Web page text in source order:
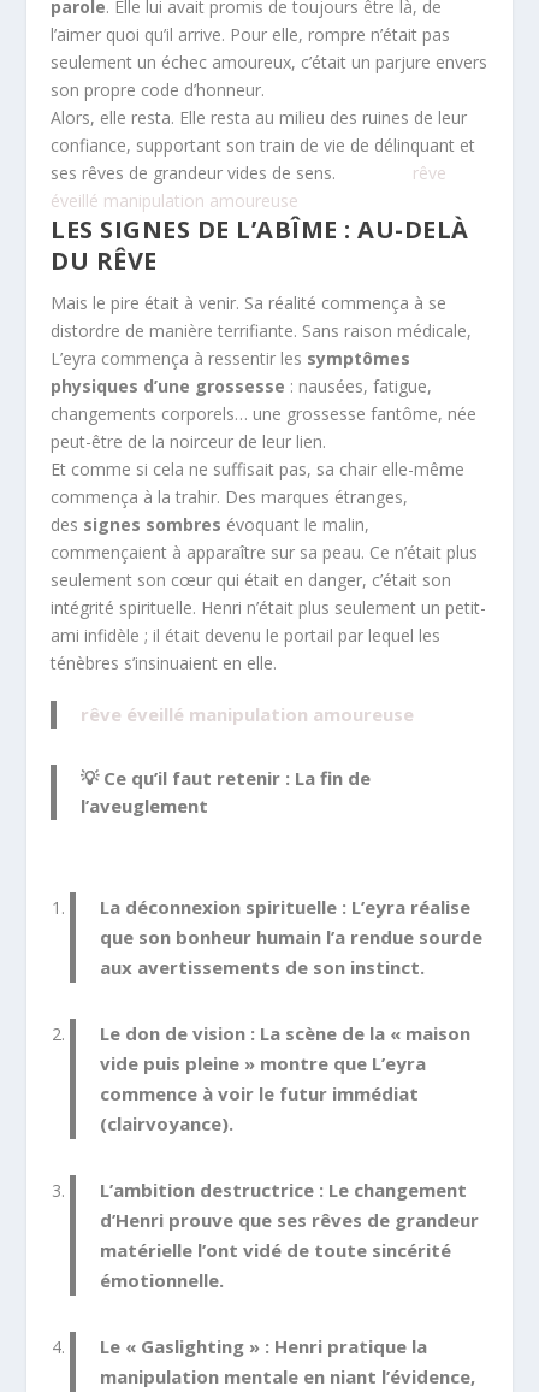
parole. Elle lui avait promis de toujours être là, de
l’aimer quoi qu’il arrive. Pour elle, rompre n’était pas
seulement un échec amoureux, c’était un parjure envers
son propre code d’honneur.
Alors, elle resta. Elle resta au milieu des ruines de leur
confiance, supportant son train de vie de délinquant et
ses rêves de grandeur vides de sens. rêve
éveillé manipulation amoureuse
LES SIGNES DE L’ABÎME : AU-DELÀ
DU RÊVE
Mais le pire était à venir. Sa réalité commença à se
distordre de manière terrifiante. Sans raison médicale,
L’eyra commença à ressentir les symptômes
physiques d’une grossesse : nausées, fatigue,
changements corporels… une grossesse fantôme, née
peut-être de la noirceur de leur lien.
Et comme si cela ne suffisait pas, sa chair elle-même
commença à la trahir. Des marques étranges,
des signes sombres évoquant le malin,
commençaient à apparaître sur sa peau. Ce n’était plus
seulement son cœur qui était en danger, c’était son
intégrité spirituelle. Henri n’était plus seulement un petit-
ami infidèle ; il était devenu le portail par lequel les
ténèbres s’insinuaient en elle.
rêve éveillé manipulation amoureuse
💡 Ce qu’il faut retenir : La fin de
l’aveuglement
La déconnexion spirituelle : L’eyra réalise
que son bonheur humain l’a rendue sourde
aux avertissements de son instinct.
Le don de vision : La scène de la « maison
vide puis pleine » montre que L’eyra
commence à voir le futur immédiat
(clairvoyance).
L’ambition destructrice : Le changement
d’Henri prouve que ses rêves de grandeur
matérielle l’ont vidé de toute sincérité
émotionnelle.
Le « Gaslighting » : Henri pratique la
manipulation mentale en niant l’évidence,